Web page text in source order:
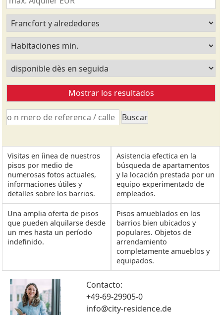
Visitas en íinea de nuestros
pisos por medio de
numerosas fotos actuales,
informaciones útiles y
detalles sobre los barrios.
Asistencia efectica en la
búsqueda de apartamentos
y la locación prestada por un
equipo experimentado de
empleados.
Una amplia oferta de pisos
que pueden alquilarse desde
un mes hasta un período
indefinido.
Pisos amueblados en los
barrios bien ubicados y
populares. Objetos de
arrendamiento
completamente amueblos y
equipados.
Contacto:
+49-69-29905-0
info@city-residence.de